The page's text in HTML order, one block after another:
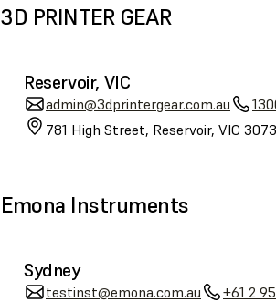
3D PRINTER GEAR
Reservoir, VIC
admin@3dprintergear.com.au
781 High Street, Reservoir, VIC 3073
Emona Instruments
Sydney
testinst@emona.com.au
+61 2